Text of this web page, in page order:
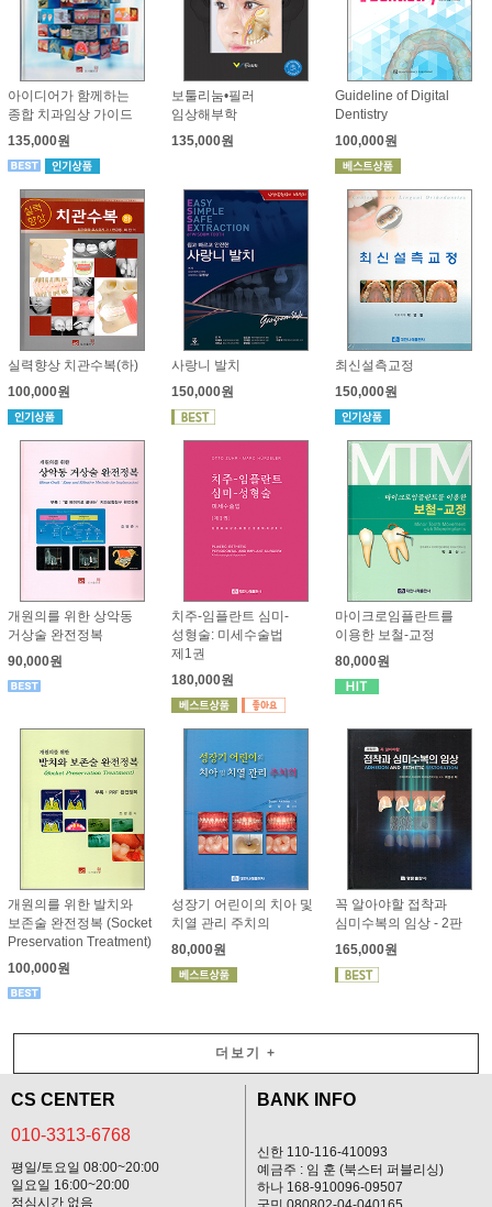
아이디어가 함께하는
종합 치과임상 가이드
135,000원
보툴리눔•필러
임상해부학
135,000원
Guideline of Digital
Dentistry
100,000원
실력향상 치관수복(하)
100,000원
사랑니 발치
150,000원
최신설측교정
150,000원
개원의를 위한 상악동
거상술 완전정복
90,000원
치주-임플란트 심미-
성형술: 미세수술법
제1권
180,000원
마이크로임플란트를
이용한 보철-교정
80,000원
개원의를 위한 발치와
보존술 완전정복 (Socket
Preservation Treatment)
100,000원
성장기 어린이의 치아 및
치열 관리 주치의
80,000원
꼭 알아야할 접착과
심미수복의 임상 - 2판
165,000원
더보기 +
CS CENTER
010-3313-6768
평일/토요일 08:00~20:00
일요일 16:00~20:00
점심시간 없음
BANK INFO
신한 110-116-410093
예금주 : 임 훈 (북스터 퍼블리싱)
하나 168-910096-09507